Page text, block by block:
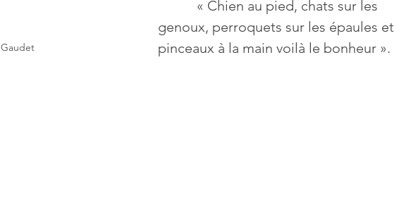
genoux, perroquets sur les épaules et
pinceaux à la main voilà le bonheur ».